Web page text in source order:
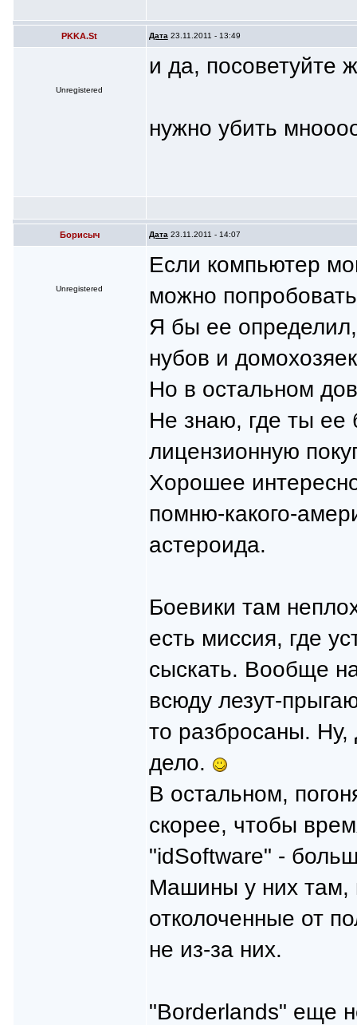
PKKA.St Дата 23.11.2011 - 13:49
Unregistered
и да, посоветуйте
нужно убить
Борисыч Дата 23.11.2011 - 14:07
Unregistered
Если компьютер
можно
Я бы ее определил,
нубов и
Но в остальном
Не знаю, где ты ее
лицензионную
Хорошее
помню-какого-
астероида.
Боевики там
есть миссия, где
сыскать. Вообще
всюду лезут-
то разбросаны.
дело.
В остальном,
скорее, чтобы
"idSoftware" -
Машины у них там,
отколоченные от
не из-за них.
"Borderlands" еще